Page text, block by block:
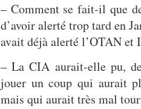
– Comment se fait-il que
d’avoir alerté trop tard en
avait déjà alerté l’OTAN et
– La CIA aurait-elle pu,
jouer un coup qui aurait
mais qui aurait très mal